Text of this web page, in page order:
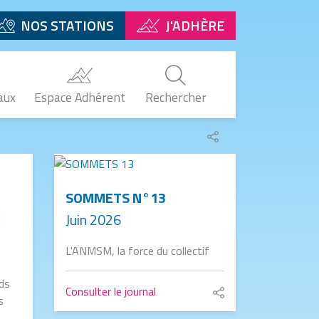
NOS STATIONS J'ADHÈRE
Espace Adhérent Rechercher
Partager
le
Image
SOMMETS N°13
Juin 2026
L'ANMSM, la force du collectif
Consulter le journal
Partager
le